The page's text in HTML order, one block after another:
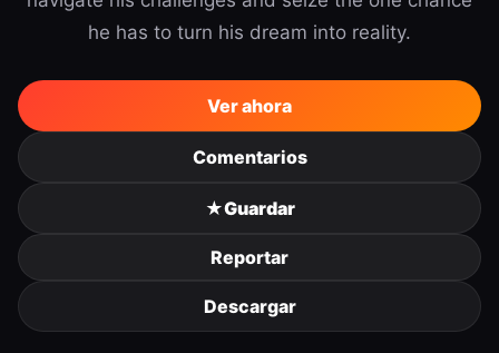
he has to turn his dream into reality.
Ver ahora
Comentarios
★Guardar
Reportar
Descargar